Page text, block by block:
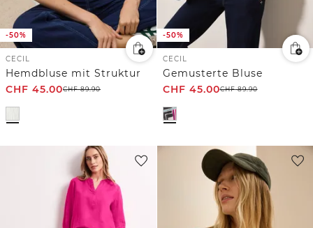
-50%
CECIL
Hemdbluse mit Struktur
CHF 45.00CHF89.90
-50%
CECIL
Gemusterte Bluse
CHF 45.00CHF89.90